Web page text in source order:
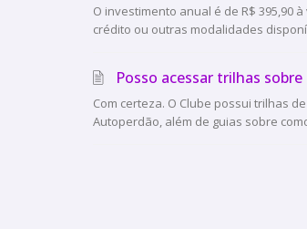
O investimento anual é de R$ 395,90
crédito ou outras modalidades
Posso acessar trilhas
Com certeza. O Clube possui trilhas
Autoperdão, além de guias sobre